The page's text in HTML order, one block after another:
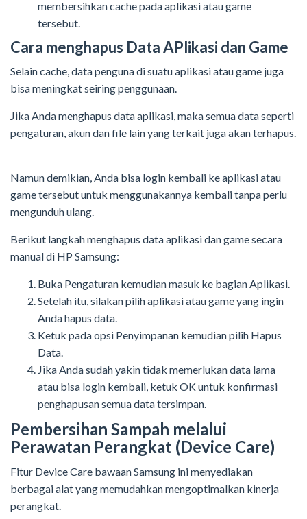
membersihkan cache pada aplikasi atau game
tersebut.
Cara menghapus Data APlikasi dan Game
Selain cache, data penguna di suatu aplikasi atau game juga
bisa meningkat seiring penggunaan.
Jika Anda menghapus data aplikasi, maka semua data seperti
pengaturan, akun dan file lain yang terkait juga akan terhapus.
Namun demikian, Anda bisa login kembali ke aplikasi atau
game tersebut untuk menggunakannya kembali tanpa perlu
mengunduh ulang.
Berikut langkah menghapus data aplikasi dan game secara
manual di HP Samsung:
Buka Pengaturan kemudian masuk ke bagian Aplikasi.
Setelah itu, silakan pilih aplikasi atau game yang ingin
Anda hapus data.
Ketuk pada opsi Penyimpanan kemudian pilih Hapus
Data.
Jika Anda sudah yakin tidak memerlukan data lama
atau bisa login kembali, ketuk OK untuk konfirmasi
penghapusan semua data tersimpan.
Pembersihan Sampah melalui
Perawatan Perangkat (Device Care)
Fitur Device Care bawaan Samsung ini menyediakan
berbagai alat yang memudahkan mengoptimalkan kinerja
perangkat.